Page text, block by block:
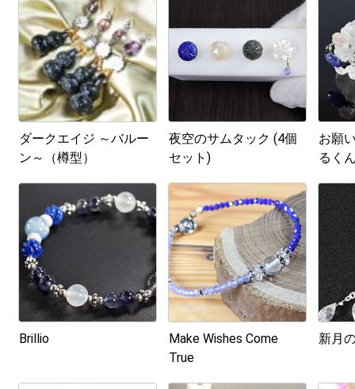
ダークエイジ ～バルー
ン～（樽型）
夜空のサムタック (4個
セット)
お願
るく
Brillio
Make Wishes Come
True
新月